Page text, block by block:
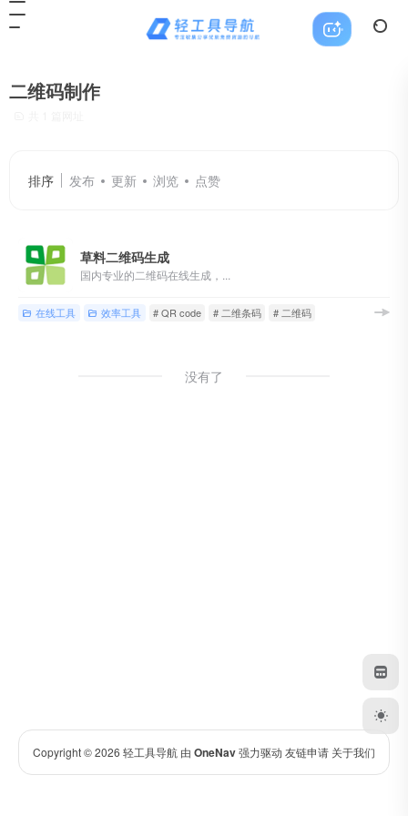
二维码制作
排序 发布 更新 浏览 点赞
草料二维码生成
国内专业的二维码在线生成，...
在线工具 效率工具 # QR code # 二维条码 # 二维码
没有了
Copyright © 2026 轻工具导航 由 OneNav强力驱动 友链申请 关于我们